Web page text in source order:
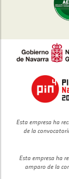
Esta empresa ha
de la
Esta empresa ha
amparo de la